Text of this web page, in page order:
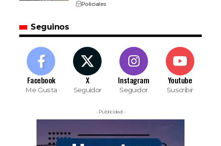
Policiales
Seguinos
Facebook
Me Gusta
X
Seguidor
Instagram
Seguidor
Youtube
Suscribir
- Publicidad -